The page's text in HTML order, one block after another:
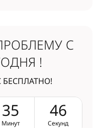
С
!
35
Минут
46
Секунд